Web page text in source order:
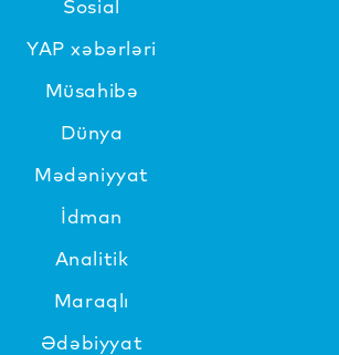
Sosial
YAP xəbərləri
Müsahibə
Dünya
Mədəniyyat
İdman
Analitik
Maraqlı
Ədəbiyyat